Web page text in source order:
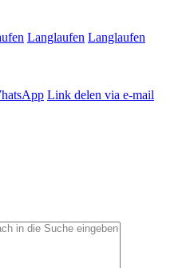
Langlaufen Langlaufen
Link delen via e-mail